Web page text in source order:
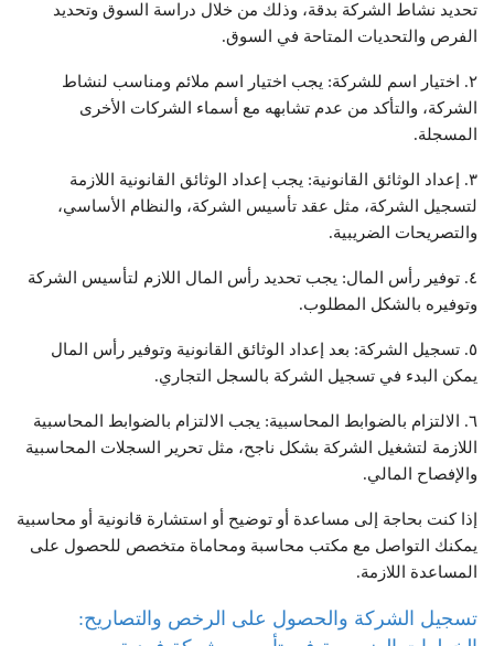
تحديد نشاط الشركة بدقة، وذلك من خلال دراسة السوق وتحديد
الفرص والتحديات المتاحة في السوق.
٢. اختيار اسم للشركة: يجب اختيار اسم ملائم ومناسب لنشاط
الشركة، والتأكد من عدم تشابهه مع أسماء الشركات الأخرى
المسجلة.
٣. إعداد الوثائق القانونية: يجب إعداد الوثائق القانونية اللازمة
لتسجيل الشركة، مثل عقد تأسيس الشركة، والنظام الأساسي،
والتصريحات الضريبية.
٤. توفير رأس المال: يجب تحديد رأس المال اللازم لتأسيس الشركة
وتوفيره بالشكل المطلوب.
٥. تسجيل الشركة: بعد إعداد الوثائق القانونية وتوفير رأس المال
يمكن البدء في تسجيل الشركة بالسجل التجاري.
٦. الالتزام بالضوابط المحاسبية: يجب الالتزام بالضوابط المحاسبية
اللازمة لتشغيل الشركة بشكل ناجح، مثل تحرير السجلات المحاسبية
والإفصاح المالي.
إذا كنت بحاجة إلى مساعدة أو توضيح أو استشارة قانونية أو محاسبية
يمكنك التواصل مع مكتب محاسبة ومحاماة متخصص للحصول على
المساعدة اللازمة.
تسجيل الشركة والحصول على الرخص والتصاريح: